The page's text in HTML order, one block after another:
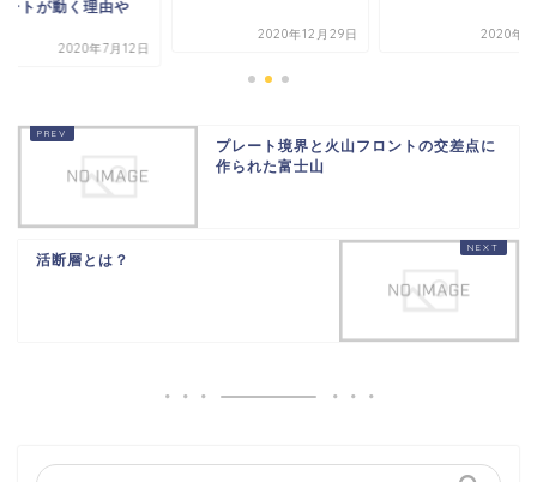
ートが動く理由や
2020年7月12日
2020年12月29日 2020年7
プレート境界と火山フロントの交差点に
作られた富士山
活断層とは？